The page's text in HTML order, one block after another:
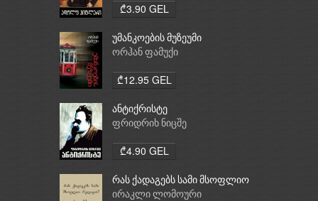
₾3.90 GEL
უმანკოების მუზეუმი
ორჰან ფამუქი
₾12.95 GEL
ანტიქრისტე
ფრიდრიხ ნიცშე
₾4.90 GEL
რას ქადაგებს სამი მსოფლიო
რელიგია: ბუდიზმი,
ირაკლი ლომოური